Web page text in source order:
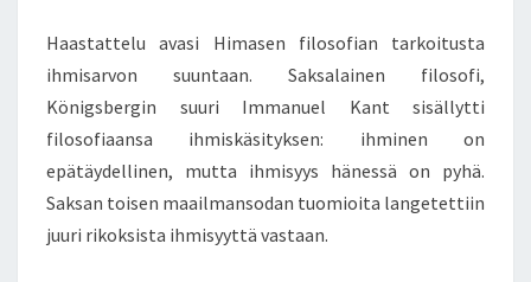
Haastattelu avasi Himasen filosofian tarkoitusta
ihmisarvon suuntaan. Saksalainen filosofi,
Königsbergin suuri Immanuel Kant sisällytti
filosofiaansa ihmiskäsityksen: ihminen on
epätäydellinen, mutta ihmisyys hänessä on pyhä.
Saksan toisen maailmansodan tuomioita langetettiin
juuri rikoksista ihmisyyttä vastaan.